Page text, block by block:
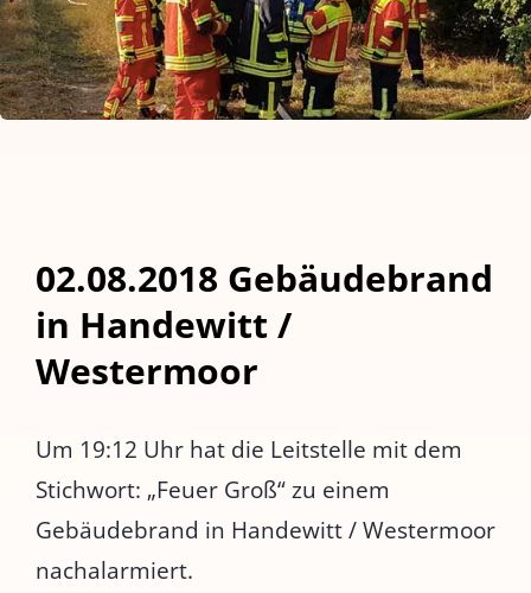
02.08.2018 Gebäudebrand
in Handewitt /
Westermoor
Um 19:12 Uhr hat die Leitstelle mit dem
Stichwort: „Feuer Groß“ zu einem
Gebäudebrand in Handewitt / Westermoor
nachalarmiert.